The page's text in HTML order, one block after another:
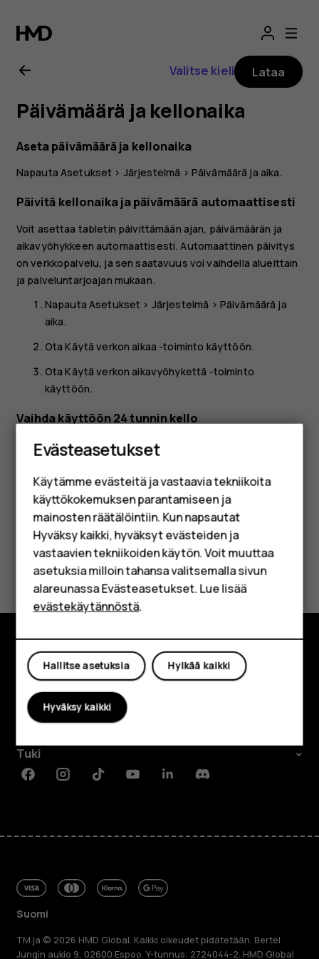
Nokia
T20
käyttöopas
Älypuhelimet
Perinteiset puhelimet
Lisävarusteet
HMD Terra M
Yrityksille
Tabletit
Shop
Valitse kieli Lataa
Päivämäärä ja kellonaika
Aseta päivämäärä ja kellonaika
NapautaAsetukset > Järjestelmä > Päivämäärä ja aika.
Päivitä kellonaika ja päivämäärä automaattisesti
Voit asettaa tabletin päivittämään ajan, päivämäärän ja
aikavyöhykkeen automaattisesti. Automaattinen päivitys
on verkkopalvelu, ja sen saatavuus voi vaihdella alueittain
ja palveluntarjoajan mukaan.
NapautaAsetukset > Järjestelmä > Päivämäärä ja
aika.
OtaKäytä verkon aikaa -toiminto käyttöön.
OtaKäytä verkon aikavyöhykettä -toiminto
käyttöön.
Vaihda käyttöön 24 tunnin kello
NapautaAsetukset> Järjestelmä
Oliko tästä apua?
Kyllä Ei
Tutustu
Tietoa meistä
Planet and people
Tuki
FacebookInstagramTiktokYoutubeLinkedinDiscord
Suomi
TM ja © 2026 HMD Global. Kaikki oikeudet pidätetään. Bertel
Jungin aukio 9, 02600 Espoo. Y-tunnus: 2724044-2. HMD Global
Evästeasetukset
Käytämme evästeitä ja vastaavia tekniikoita
käyttökokemuksen parantamiseen ja
mainosten räätälöintiin. Kun napsautat
Hyväksy kaikki, hyväksyt evästeiden ja
vastaavien tekniikoiden käytön. Voit muuttaa
asetuksia milloin tahansa valitsemalla sivun
alareunassa Evästeasetukset. Lue lisää
evästekäytännöstä.
Hylkää kaikki
Hallitse asetuksia
Hyväksy kaikki